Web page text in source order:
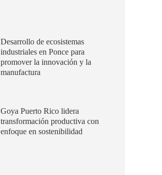
Desarrollo de ecosistemas
industriales en Ponce para
promover la innovación y la
manufactura
Goya Puerto Rico lidera
transformación productiva con
enfoque en sostenibilidad